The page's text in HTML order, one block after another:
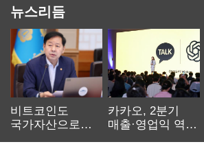
뉴스리듬
비트코인도
국가자산으로…'
카카오, 2분기
매출·영업익 역대